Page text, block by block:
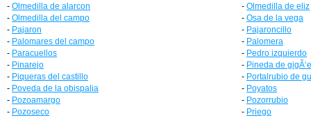
- Olmedilla de alarcon - Olmedilla de eliz
- Olmedilla del campo - Osa de la vega
- Pajaron - Pajaroncillo
- Palomares del campo - Palomera
- Paracuellos - Pedro izquierdo
- Pinarejo - Pineda de
- Piqueras del castillo - Portalrubio de
- Poveda de la obispalia - Poyatos
- Pozoamargo - Pozorrubio
- Pozoseco - Priego